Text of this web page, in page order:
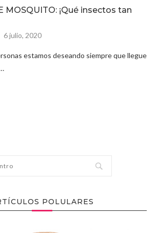
MOSQUITO: ¡Qué insectos tan
6 julio, 2020
estamos deseando siempre que llegue
POLULARES